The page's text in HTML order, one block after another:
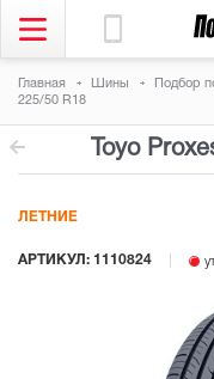
Главная Шины Подбор
225/50 R18
Toyo
АРТИКУЛ: 1110824
ЛЕТНИЕ